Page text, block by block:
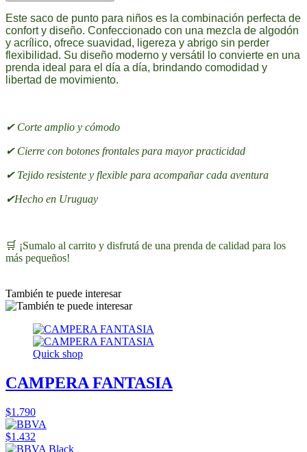
Este saco de punto para niños es la combinación perfecta de
confort y diseño. Confeccionado con una mezcla de algodón
y acrílico, ofrece suavidad, ligereza y abrigo sin perder
flexibilidad. Su diseño moderno y versátil lo convierte en una
prenda ideal para el día a día, brindando comodidad y
libertad de movimiento.
✔ Corte amplio y cómodo
✔ Cierre con botones frontales para mayor practicidad
✔ Tejido resistente y flexible para acompañar cada aventura
✔Hecho en Uruguay
🛒 ¡Sumalo al carrito y disfrutá de una prenda de calidad para los
más pequeños!
También te puede interesar
Quick shop
CAMPERA FANTASIA
$1.790
$1.432